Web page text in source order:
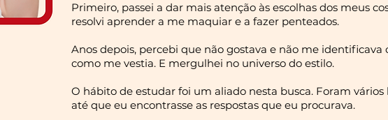
Primeiro, passei a dar mais atenção às escolhas dos meus
resolvi aprender a me maquiar e a fazer penteados.
Anos depois, percebi que não gostava e não me identificava
como me vestia. E mergulhei no universo do estilo.
O hábito de estudar foi um aliado nesta busca. Foram vários
até que eu encontrasse as respostas que eu procurava.